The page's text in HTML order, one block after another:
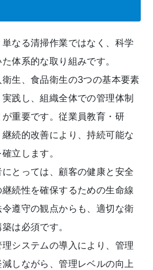
なる清掃作業ではなく、科学
体系的な取り組みです。
生、食品衛生の3つの基本要素
践し、組織全体での管理体制
重要です。従業員教育・研
続的改善により、持続可能な
立します。
とっては、顧客の健康と安全
続性を確保するための生命線
令遵守の観点からも、適切な衛
は必須です。
システムの導入により、管理
しながら、管理レベルの向上